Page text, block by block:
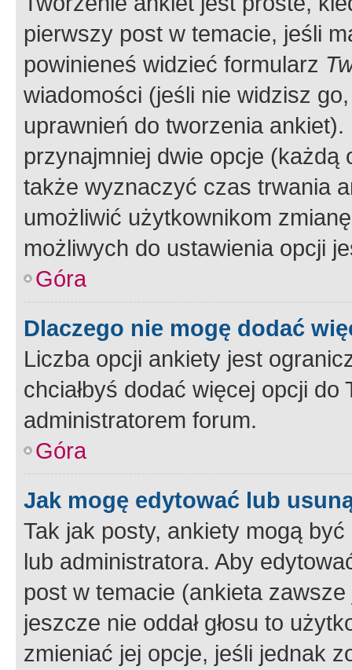
pierwszy post w temacie, jeśli
powinieneś widzieć formularz
wiadomości (jeśli nie widzisz
uprawnień do tworzenia
przynajmniej dwie opcje
także wyznaczyć czas trwania
umożliwić użytkownikom
możliwych do ustawienia opcji
Góra
Dlaczego nie mogę dodać
Liczba opcji ankiety jest
chciałbyś dodać więcej opcji
administratorem forum.
Góra
Jak mogę edytować lub
Tak jak posty, ankiety mogą
lub administratora. Aby
post w temacie (ankieta
jeszcze nie oddał głosu to
zmieniać jej opcje, jeśli jednak